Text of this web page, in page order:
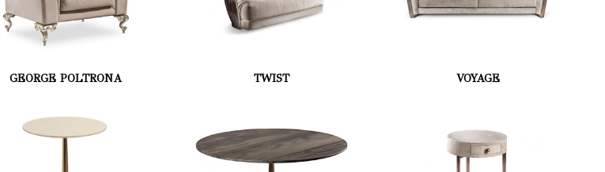
GEORGE POLTRONA TWIST VOYAGE